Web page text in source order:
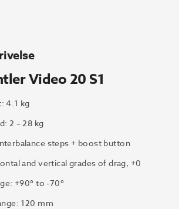
Video 20 S1
4.1 kg
2 –28 kg
steps + boost button
and vertical grades of drag, +0
+90º to -70º
120 mm